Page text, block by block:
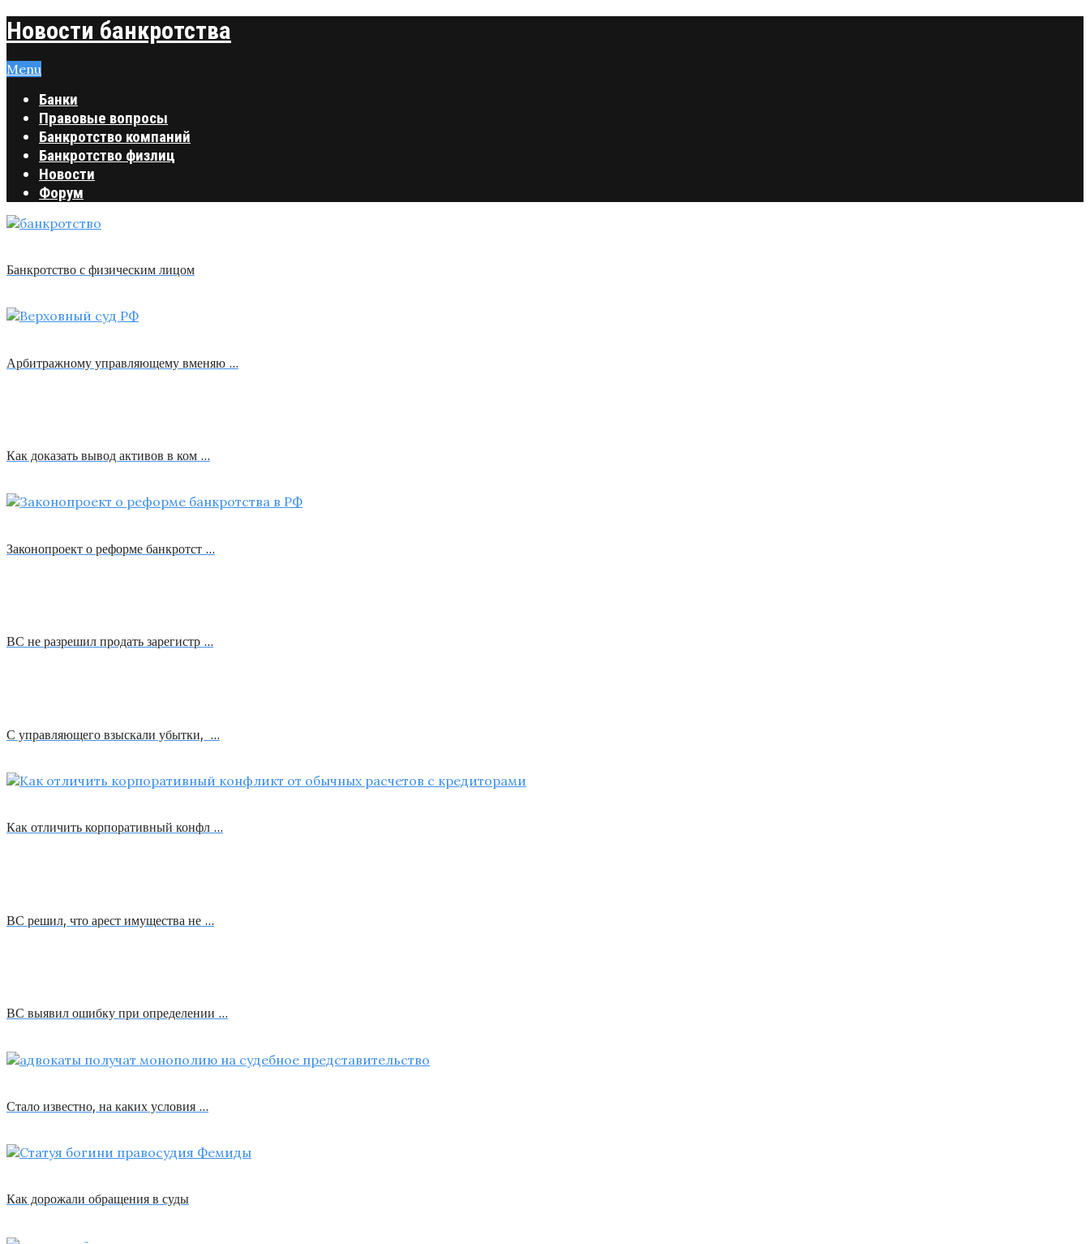
Новости банкротства
Menu
Банки
Правовые вопросы
Банкротство компаний
Банкротство физлиц
Новости
Форум
Банкротство с физическим лицом
Арбитражному управляющему вменяю …
Как доказать вывод активов в ком …
Законопроект о реформе банкротст …
ВС не разрешил продать зарегистр …
С управляющего взыскали убытки, …
Как отличить корпоративный конфл …
ВС решил, что арест имущества не …
ВС выявил ошибку при определении …
Стало известно, на каких условия …
Как дорожали обращения в суды